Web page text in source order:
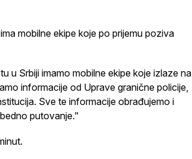
mobilne ekipe koje po prijemu poziva
u Srbiji imamo mobilne ekipe koje izlaze na
informacije od Uprave granične policije,
Sve te informacije obrađujemo i
putovanje."